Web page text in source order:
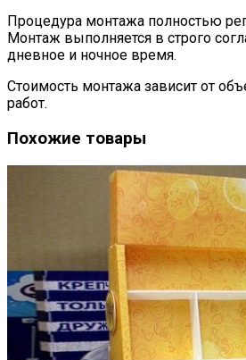
Процедура монтажа полностью
Монтаж выполняется в строго
дневное и ночное время.
Стоимость монтажа зависит от
работ.
Похожие товары